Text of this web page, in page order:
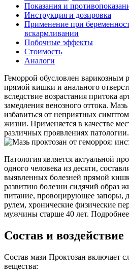
Показания и
Инструкция и дозировка
Применение при
вскармливании
Побочные эффекты
Стоимость
Аналоги
Геморрой обусловлен варикозным
прямой кишки и анального
вследствие возрастания притока
замедления венозного оттока.
избавиться от неприятных
жизни. Применяется в качестве
различных проявлениях патологии.
Патология является актуальной
одного человека из десяти,
выявленных болезней прямой
развитию болезни сидячий образ
питание, провоцирующее запоры,
рулем, хронические физические
мужчины старше 40 лет.
Состав и воздействие
Состав мази Проктозан включает
вещества: